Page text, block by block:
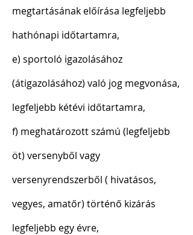
megtartásának előírása legfeljebb
hathónapi időtartamra,
e) sportoló igazolásához
(átigazolásához) való jog megvonása,
legfeljebb kétévi időtartamra,
f) meghatározott számú (legfeljebb
öt) versenyből vagy
versenyrendszerből ( hivatásos,
vegyes, amatőr) történő kizárás
legfeljebb egy évre,